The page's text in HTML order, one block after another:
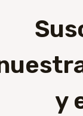
y